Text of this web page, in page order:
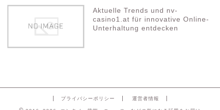
Aktuelle Trends und nv-
casino1.at für innovative Online-
Unterhaltung entdecken
プライバシーポリシー 運営者情報